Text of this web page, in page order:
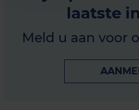
laatste
Meld u aan voor